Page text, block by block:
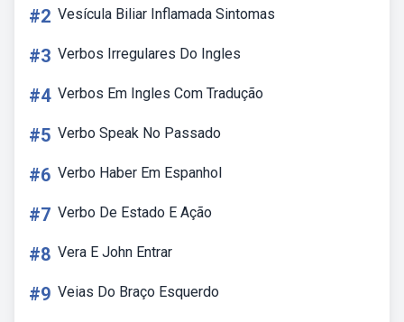
#2 Vesícula Biliar Inflamada Sintomas
#3 Verbos Irregulares Do Ingles
#4 Verbos Em Ingles Com Tradução
#5 Verbo Speak No Passado
#6 Verbo Haber Em Espanhol
#7 Verbo De Estado E Ação
#8 Vera E John Entrar
#9 Veias Do Braço Esquerdo